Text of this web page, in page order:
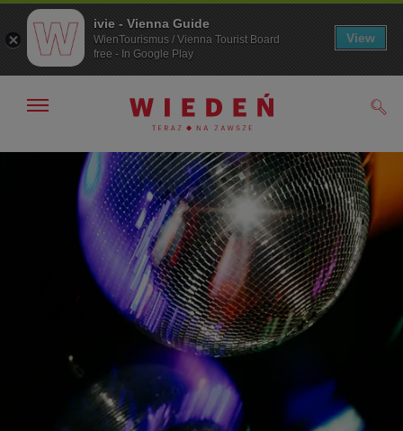
Przejdź
Przejdź
Pokaż/ukryj
ivie - Vienna Guide
WienTourismus / Vienna Tourist Board
free - In Google Play
View